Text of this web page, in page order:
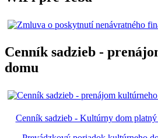
Cenník sadzieb -
domu
Cenník sadzieb - Kultúrny dom